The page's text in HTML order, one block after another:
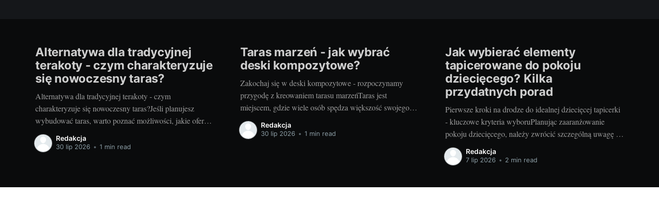
Alternatywa dla tradycyjnej
terakoty - czym charakteryzuje
się nowoczesny taras?
Alternatywa dla tradycyjnej terakoty - czym
charakteryzuje się nowoczesny taras?Jeśli planujesz
wybudować taras, warto poznać możliwości, jakie oferują
nowoczesne rozwiązania. Można przecież zdecydować
się na coś więcej niż tylko tradycyjną terakotę. Ale jak
Redakcja
30 lip 2026 • 1 min read
Taras marzeń - jak wybrać
deski kompozytowe?
Zakochaj się w deski kompozytowe - rozpoczynamy
przygodę z kreowaniem tarasu marzeńTaras jest
miejscem, gdzie wiele osób spędza większość swojego
wolnego czasu, zwłaszcza w okresie wiosenno-letnim.
Zarówno letnie, słoneczne dni, jak i chłodniejsze,
Redakcja
30 lip 2026 • 1 min read
Jak wybierać elementy
tapicerowane do pokoju
dziecięcego? Kilka
przydatnych porad
Pierwsze kroki na drodze do idealnej dziecięcej tapicerki
- kluczowe kryteria wyboruPlanując zaaranżowanie
pokoju dziecięcego, należy zwrócić szczególną uwagę na
wybór odpowiednich elementów tapicerowanych. Są one
nie tylko ważnym elementem stylistycznym, ale również
Redakcja
7 lip 2026 • 2 min read